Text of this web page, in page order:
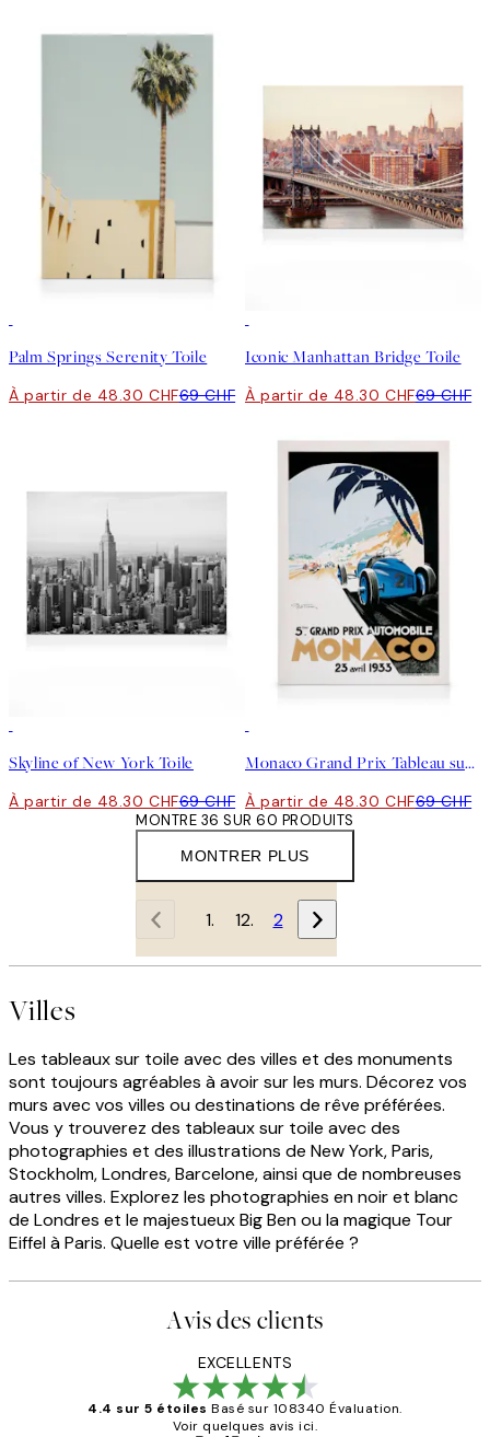
Palm Springs Serenity Toile
À partir de 48.30 CHF69 CHF
Iconic Manhattan Bridge Toile
À partir de 48.30 CHF69 CHF
Skyline of New York Toile
À partir de 48.30 CHF69 CHF
Monaco Grand Prix Tableau sur toile
À partir de 48.30 CHF69 CHF
MONTRER PLUS
MONTRE 36 SUR 60 PRODUITS
1 2
Villes
Les tableaux sur toile avec des villes et des monuments
sont toujours agréables à avoir sur les murs. Décorez vos
murs avec vos villes ou destinations de rêve préférées.
Vous y trouverez des tableaux sur toile avec des
photographies et des illustrations de New York, Paris,
Stockholm, Londres, Barcelone, ainsi que de nombreuses
autres villes. Explorez les photographies en noir et blanc
de Londres et le majestueux Big Ben ou la magique Tour
Eiffel à Paris. Quelle est votre ville préférée ?
Avis des clients
EXCELLENTS
4.4 sur 5 étoiles Basé sur 108340 Évaluation.
Voir quelques avis ici.